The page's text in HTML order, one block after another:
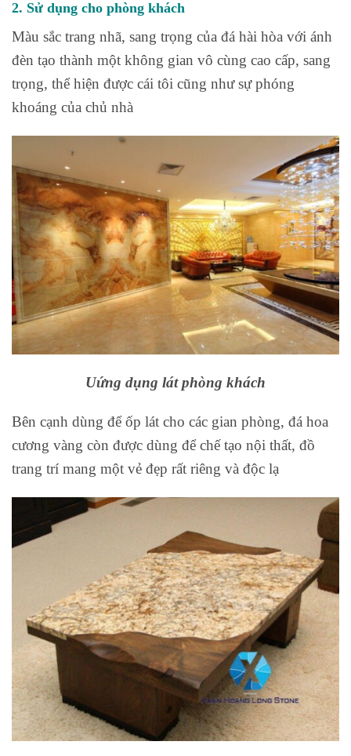
2. Sử dụng cho phòng khách
Màu sắc trang nhã, sang trọng của đá hài hòa với ánh
đèn tạo thành một không gian vô cùng cao cấp, sang
trọng, thể hiện được cái tôi cũng như sự phóng
khoáng của chủ nhà
Uứng dụng lát phòng khách
Bên cạnh dùng để ốp lát cho các gian phòng, đá hoa
cương vàng còn được dùng để chế tạo nội thất, đồ
trang trí mang một vẻ đẹp rất riêng và độc lạ